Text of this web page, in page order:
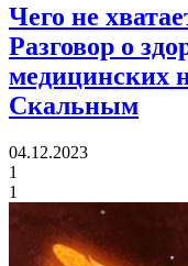
Чего не
Разговор о
медицинских
Скальным
04.12.2023
1
1